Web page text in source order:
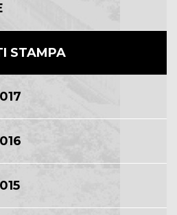
STAMPA